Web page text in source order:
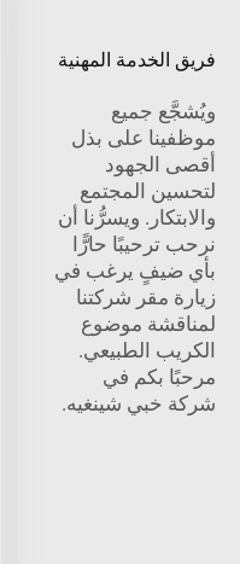
فريق الخدمة المهنية
ويُشجَّع جميع
موظفينا على بذل
أقصى الجهود
لتحسين المجتمع
والابتكار. ويسرُّنا أن
نرحب ترحيبًا حارًّا
بأي ضيفٍ يرغب في
زيارة مقر شركتنا
لمناقشة موضوع
الكريب الطبيعي.
مرحبًا بكم في
شركة خبي شينغيه.